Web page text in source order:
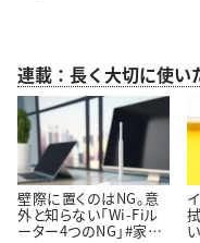
連載：長く大切に使い
壁際に置くのはNG。意
外と知らない「Wi-Fiル
ーター4つのNG」#家電